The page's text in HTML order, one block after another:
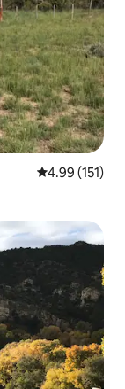
レビュー151
4.99 (151)